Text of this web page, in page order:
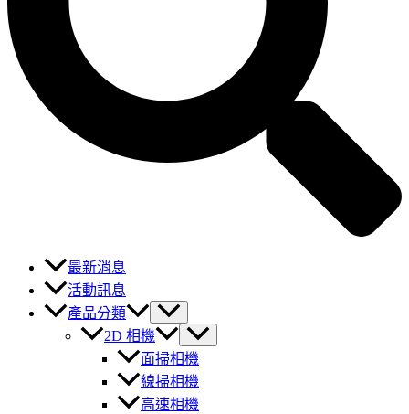
最新消息
活動訊息
產品分類
2D 相機
面掃相機
線掃相機
高速相機